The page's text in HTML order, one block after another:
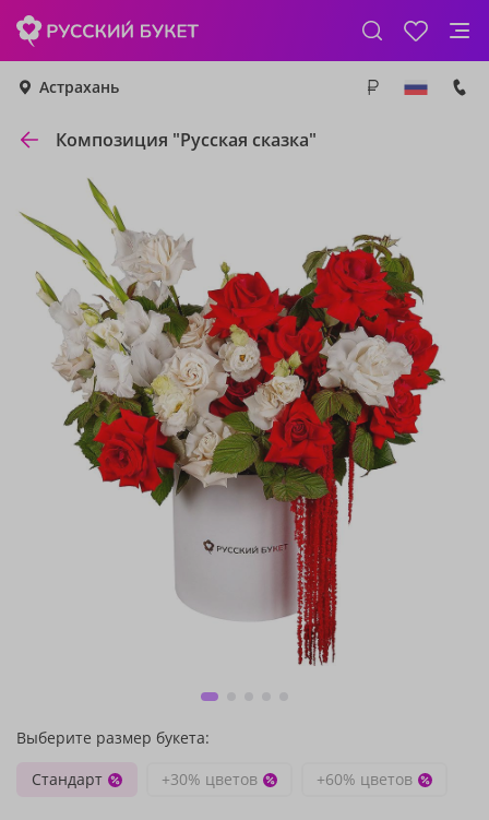
Астрахань
Композиция "Русская сказка"
Выберите размер букета:
Стандарт
+30% цветов +60% цветов